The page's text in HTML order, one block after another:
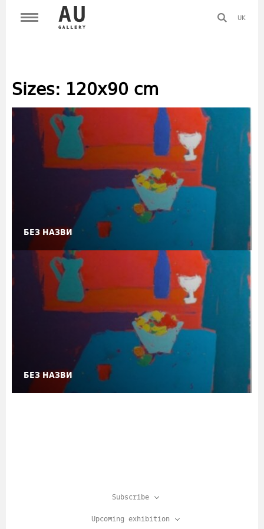
UK
Sizes: 120х90 cm
БЕЗ НАЗВИ
БЕЗ НАЗВИ
Subscribe
Upcoming exhibition